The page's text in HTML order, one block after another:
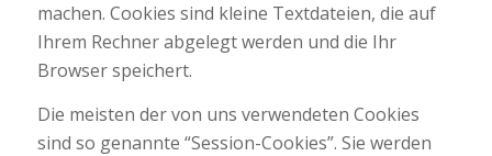
machen. Cookies sind kleine Textdateien, die auf
Ihrem Rechner abgelegt werden und die Ihr
Browser speichert.
Die meisten der von uns verwendeten Cookies
sind so genannte “Session-Cookies”. Sie werden